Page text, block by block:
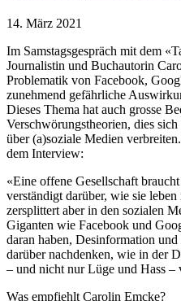
14. März 2021
Im Samstagsgespräch mit dem
Journalistin und Buchautorin
Problematik von Facebook,
zunehmend gefährliche
Dieses Thema hat auch grosse
Verschwörungstheorien, dies
über (a)soziale Medien
dem Interview:
«Eine offene Gesellschaft
verständigt darüber, wie sie
zersplittert aber in den sozialen
Giganten wie Facebook und
daran haben, Desinformation
darüber nachdenken, wie in der
– und nicht nur Lüge und Hass –
Was empfiehlt Carolin Emcke?